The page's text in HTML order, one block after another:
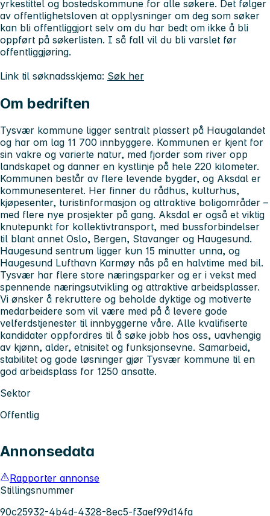
yrkestittel og bostedskommune for alle søkere. Det følger
av offentlighetsloven at opplysninger om deg som søker
kan bli offentliggjort selv om du har bedt om ikke å bli
oppført på søkerlisten. I så fall vil du bli varslet før
offentliggjøring.
Link til søknadsskjema: Søk her
Om bedriften
Tysvær kommune ligger sentralt plassert på Haugalandet
og har om lag 11 700 innbyggere. Kommunen er kjent for
sin vakre og varierte natur, med fjorder som river opp
landskapet og danner en kystlinje på hele 220 kilometer.
Kommunen består av flere levende bygder, og Aksdal er
kommunesenteret. Her finner du rådhus, kulturhus,
kjøpesenter, turistinformasjon og attraktive boligområder –
med flere nye prosjekter på gang. Aksdal er også et viktig
knutepunkt for kollektivtransport, med bussforbindelser
til blant annet Oslo, Bergen, Stavanger og Haugesund.
Haugesund sentrum ligger kun 15 minutter unna, og
Haugesund Lufthavn Karmøy nås på en halvtime med bil.
Tysvær har flere store næringsparker og er i vekst med
spennende næringsutvikling og attraktive arbeidsplasser.
Vi ønsker å rekruttere og beholde dyktige og motiverte
medarbeidere som vil være med på å levere gode
velferdstjenester til innbyggerne våre. Alle kvalifiserte
kandidater oppfordres til å søke jobb hos oss, uavhengig
av kjønn, alder, etnisitet og funksjonsevne. Samarbeid,
stabilitet og gode løsninger gjør Tysvær kommune til en
god arbeidsplass for 1250 ansatte.
Sektor
Offentlig
Annonsedata
Rapporter annonse
Stillingsnummer
90c25932-4b4d-4328-8ec5-f3aef99d14fa